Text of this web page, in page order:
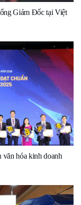
Giám Đốc tại Việt
hóa kinh doanh